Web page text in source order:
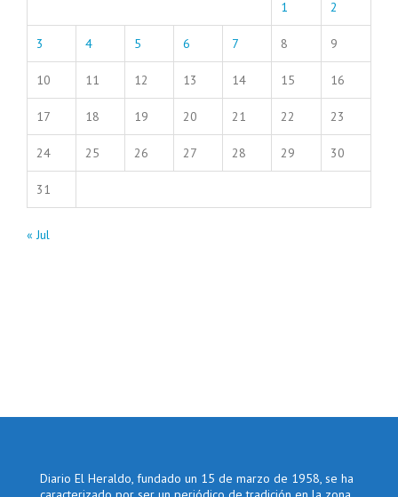
1 2
3 4 5 6 7 8 9
10 11 12 13 14 15 16
17 18 19 20 21 22 23
24 25 26 27 28 29 30
31
« Jul
Diario El Heraldo, fundado un 15 de marzo de 1958, se ha